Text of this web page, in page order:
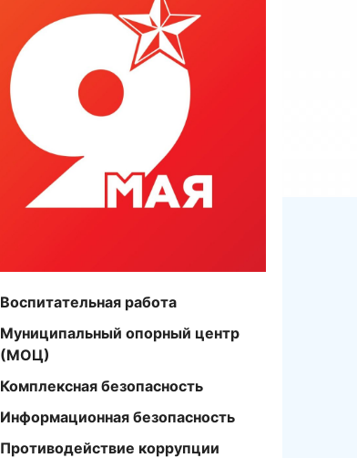
Воспитательная работа
Муниципальный опорный центр
(МОЦ)
Комплексная безопасность
Информационная безопасность
Противодействие коррупции